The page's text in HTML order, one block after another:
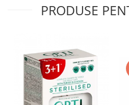
PRODUSE